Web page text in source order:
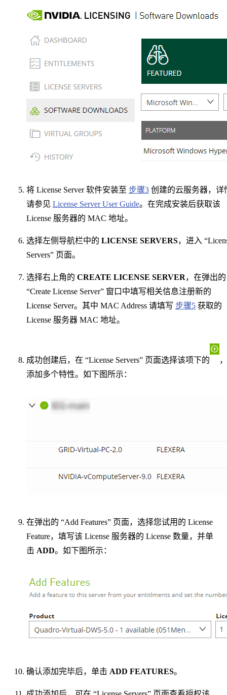
将 License Server 软件安装至 步骤3 创建的云服务器，详
请参见 License Server User Guide。在完成安装后获取该
License 服务器的 MAC 地址。
选择左侧导航栏中的 LICENSE SERVERS，进入
Servers” 页面。
选择右上角的 CREATE LICENSE SERVER，在弹出的
“Create License Server” 窗口中填写相关信息注册新的
License Server。其中 MAC Address 请填写 步骤5 获取的
License 服务器 MAC 地址。
成功创建后，在 “License Servers” 页面选择该项下的
，
添加多个特性。如下图所示：
在弹出的 “Add Features” 页面，选择您试用的 License
Feature，填写该 License 服务器的 License 数量，并单
击 ADD。如下图所示：
确认添加完毕后，单击 ADD FEATURES。